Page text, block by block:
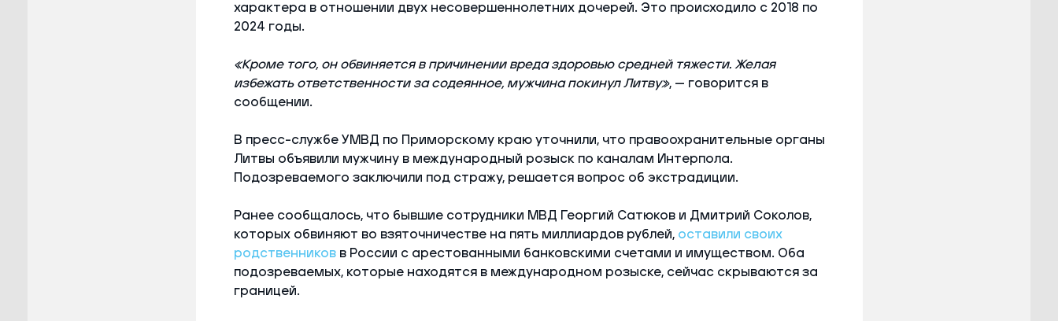
характера в отношении двух несовершеннолетних дочерей. Это происходило с 2018 по
2024 годы.
«Кроме того, он обвиняется в причинении вреда здоровью средней тяжести. Желая
избежать ответственности за содеянное, мужчина покинул Литву», — говорится в
сообщении.
В пресс-службе УМВД по Приморскому краю уточнили, что правоохранительные органы
Литвы объявили мужчину в международный розыск по каналам Интерпола.
Подозреваемого заключили под стражу, решается вопрос об экстрадиции.
Ранее сообщалось, что бывшие сотрудники МВД Георгий Сатюков и Дмитрий Соколов,
которых обвиняют во взяточничестве на пять миллиардов рублей, оставили своих
родственниковв России с арестованными банковскими счетами и имуществом. Оба
подозреваемых, которые находятся в международном розыске, сейчас скрываются за
границей.